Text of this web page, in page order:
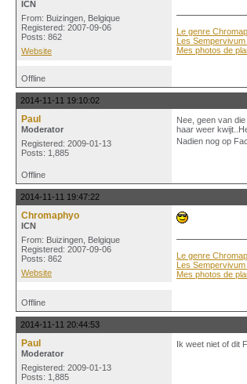
ICN
From: Buizingen, Belgique
Registered: 2007-09-06
Posts: 862
Website
Le genre
Les
Mes photos de
Offline
2014-11-11 19:10:02
Paul
Moderator
Registered: 2009-01-13
Posts: 1,885
Nee, geen van
haar weer
Nadien nog op
Offline
2014-11-11 19:47:22
Chromaphyo
ICN
From: Buizingen, Belgique
Registered: 2007-09-06
Posts: 862
Website
Le genre
Les
Mes photos de
Offline
2014-11-11 20:44:53
Paul
Moderator
Registered: 2009-01-13
Posts: 1,885
Ik weet niet of dit